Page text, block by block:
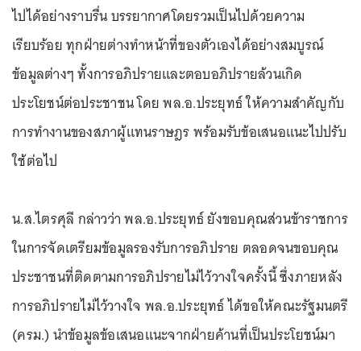
ไปได้อย่างราบรื่น บรรยากาศโดยรวมเป็นไปด้วยความ
เรียบร้อย ทุกฝ่ายต่างทำหน้าที่ของตัวเองได้อย่างสมบูรณ์
ข้อมูลต่างๆ ทั้งการอภิปรายและตอบอภิปรายล้วนเกิด
ประโยชน์ต่อประชาชน โดย พล.อ.ประยุทธ์ ให้ความสำคัญกับ
การทำงานของสภาผู้แทนราษฎร พร้อมรับข้อเสนอแนะไปปรับ
ใช้ต่อไป
น.ส.ไตรศุลี กล่าวว่า พล.อ.ประยุทธ์ ยังขอบคุณส่วนข้าราชการ
ในการจัดเตรียมข้อมูลรองรับการอภิปราย ตลอดจนขอบคุณ
ประชาชนที่ติดตามการอภิปรายไม่ไว้วางใจครั้งนี้ ซึ่งภายหลัง
การอภิปรายไม่ไว้วางใจ พล.อ.ประยุทธ์ ได้ขอให้คณะรัฐมนตรี
(ครม.) นำข้อมูลข้อเสนอแนะจากฝ่ายค้านที่เป็นประโยชน์มา